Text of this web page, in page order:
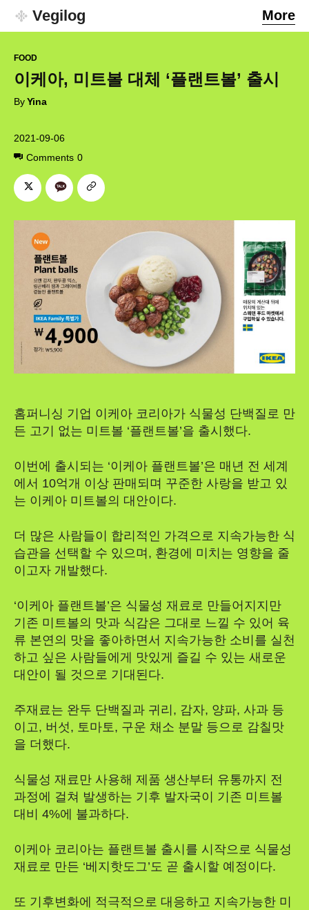
Vegilog More
2021-09-06
Comments 0
FOOD
이케아, 미트볼 대체 ‘플랜트볼’ 출시
ByYina
홈퍼니싱 기업 이케아 코리아가 식물성 단백질로 만
든 고기 없는 미트볼 ‘플랜트볼’을 출시했다.
이번에 출시되는 ‘이케아 플랜트볼’은 매년 전 세계
에서 10억개 이상 판매되며 꾸준한 사랑을 받고 있
는 이케아 미트볼의 대안이다.
더 많은 사람들이 합리적인 가격으로 지속가능한 식
습관을 선택할 수 있으며, 환경에 미치는 영향을 줄
이고자 개발했다.
‘이케아 플랜트볼’은 식물성 재료로 만들어지지만
기존 미트볼의 맛과 식감은 그대로 느낄 수 있어 육
류 본연의 맛을 좋아하면서 지속가능한 소비를 실천
하고 싶은 사람들에게 맛있게 즐길 수 있는 새로운
대안이 될 것으로 기대된다.
주재료는 완두 단백질과 귀리, 감자, 양파, 사과 등
이고, 버섯, 토마토, 구운 채소 분말 등으로 감칠맛
을 더했다.
식물성 재료만 사용해 제품 생산부터 유통까지 전
과정에 걸쳐 발생하는 기후 발자국이 기존 미트볼
대비 4%에 불과하다.
이케아 코리아는 플랜트볼 출시를 시작으로 식물성
재료로 만든 ‘베지핫도그’도 곧 출시할 예정이다.
또 기후변화에 적극적으로 대응하고 지속가능한 미